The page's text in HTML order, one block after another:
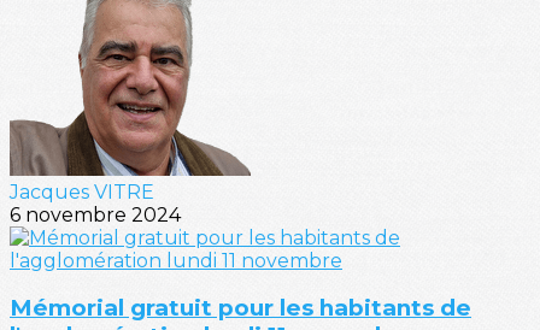
Jacques VITRE
6 novembre 2024
Mémorial gratuit pour les habitants de